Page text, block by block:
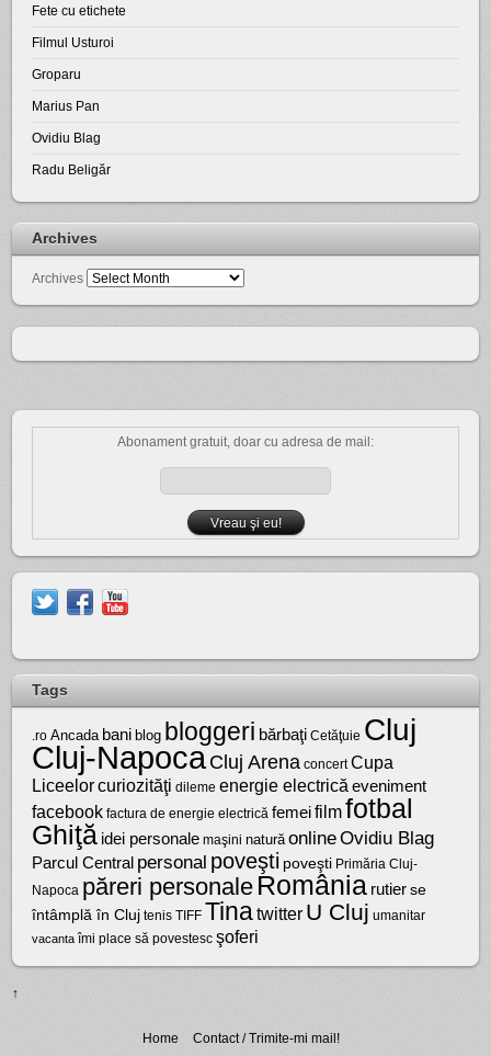
Fete cu etichete
Filmul Usturoi
Groparu
Marius Pan
Ovidiu Blag
Radu Beligăr
Archives
Archives
Abonament gratuit, doar cu adresa de mail:
Tags
.ro Ancada bani blog bloggeri bărbaţi Cetăţuie Cluj
Cluj-NapocaCluj Arena concert Cupa
Liceelorcuriozităţi dileme energie electrică eveniment
facebook factura de energie electrică femei filmfotbal
Ghiţă idei personale maşini natură onlineOvidiu Blag
Parcul Central personal poveşti poveşti Primăria Cluj-
Napoca păreri personale România rutier se
întâmplă în Cluj tenis TIFF Tinatwitter U Cluj umanitar
vacanta îmi place să povestesc şoferi
↑
Home Contact / Trimite-mi mail!